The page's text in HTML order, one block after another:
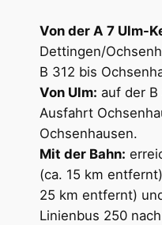
Von der A 7 Ulm-
Dettingen/
B 312 bis
Von Ulm: auf der B
Ausfahrt
Ochsenhausen.
Mit der Bahn:
(ca. 15 km
25 km entfernt)
Linienbus 250